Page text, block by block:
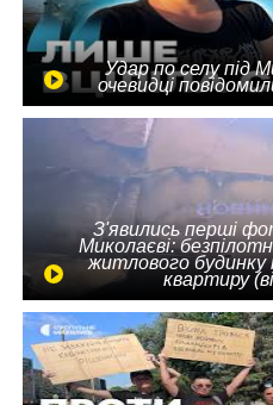
Удар по селу під
очевидці
З'явились перші
Миколаєві:
житлового будинку
квартиру